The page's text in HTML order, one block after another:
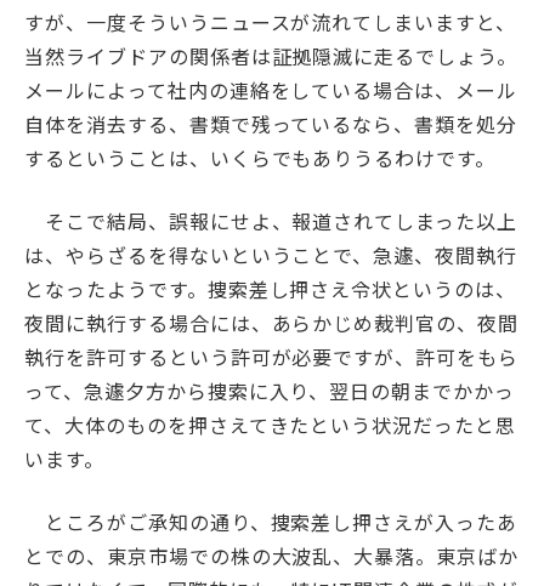
すが、一度そういうニュースが流れてしまいますと、
当然ライブドアの関係者は証拠隠滅に走るでしょう。
メールによって社内の連絡をしている場合は、メール
自体を消去する、書類で残っているなら、書類を処分
するということは、いくらでもありうるわけです。
そこで結局、誤報にせよ、報道されてしまった以上
は、やらざるを得ないということで、急遽、夜間執行
となったようです。捜索差し押さえ令状というのは、
夜間に執行する場合には、あらかじめ裁判官の、夜間
執行を許可するという許可が必要ですが、許可をもら
って、急遽夕方から捜索に入り、翌日の朝までかかっ
て、大体のものを押さえてきたという状況だったと思
います。
ところがご承知の通り、捜索差し押さえが入ったあ
とでの、東京市場での株の大波乱、大暴落。東京ばか